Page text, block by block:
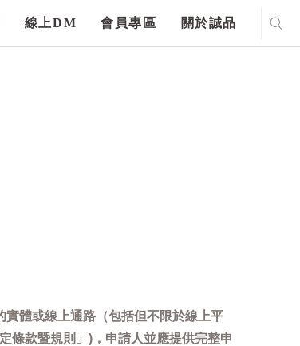
線上DM 會員專區 關於誠品
體或線上通路（包括但不限於線上平
條款暨規則」)，申請人並應提供完整申